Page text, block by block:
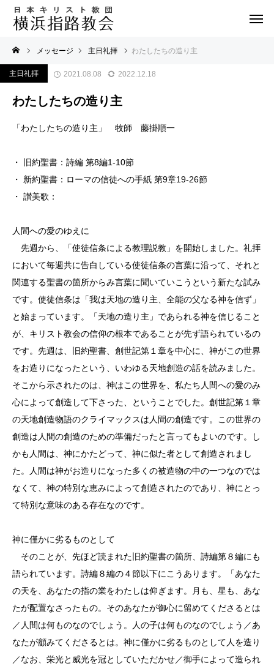
メッセージ 主日礼拝 わたしたちの造り主
主日礼拝 2021.08.08 2022.12.18
わたしたちの造り主
「わたしたちの造り主」 牧師 藤掛順一
・ 旧約聖書：詩編 第8編1-10節
・ 新約聖書：ローマの信徒への手紙 第9章19-26節
・ 讃美歌：
人間への愛のゆえに
先週から、「使徒信条による教理説教」を開始しました。礼拝
において毎週共に告白している使徒信条の言葉に沿って、それと
関連する聖書の箇所からみ言葉に聞いていこうという新たな試み
です。使徒信条は「我は天地の造り主、全能の父なる神を信ず」
と始まっています。「天地の造り主」であられる神を信じること
が、キリスト教会の信仰の根本であることが先ず語られているの
です。先週は、旧約聖書、創世記第１章を中心に、神がこの世界
をお造りになったという、いわゆる天地創造の話を読みました。
そこから示されたのは、神はこの世界を、私たち人間への愛のみ
心によって創造して下さった、ということでした。創世記第１章
の天地創造物語のクライマックスは人間の創造です。この世界の
創造は人間の創造のための準備だったと言ってもよいのです。し
かも人間は、神にかたどって、神に似た者として創造されまし
た。人間は神がお造りになった多くの被造物の中の一つなのでは
なくて、神の特別な恵みによって創造されたのであり、神にとっ
て特別な意味のある存在なのです。
神に僅かに劣るものとして
そのことが、先ほど読まれた旧約聖書の箇所、詩編第８編にも
語られています。詩編８編の４節以下にこうあります。「あなた
の天を、あなたの指の業をわたしは仰ぎます。月も、星も、あな
たが配置なさったもの。そのあなたが御心に留めてくださるとは
／人間は何ものなのでしょう。人の子は何ものなのでしょう／あ
なたが顧みてくださるとは。神に僅かに劣るものとして人を造り
／なお、栄光と威光を冠としていただかせ／御手によって造られ